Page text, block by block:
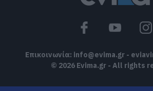
Επικοινωνία: info@evima.gr -
© 2026 Evima.gr - All rights